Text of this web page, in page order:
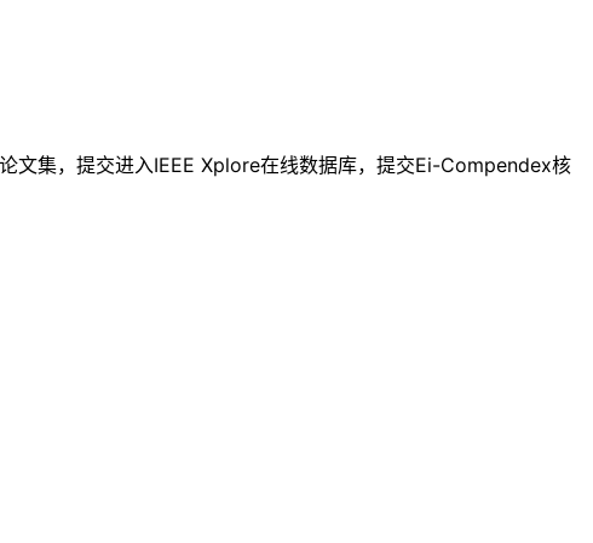
文集，提交进入IEEE Xplore在线数据库，提交Ei-Compendex核